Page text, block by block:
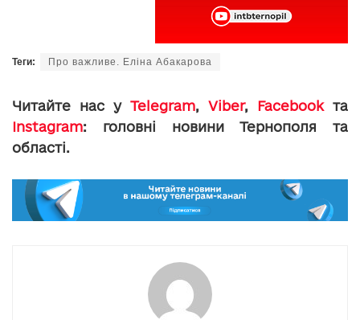
Теги: Про важливе. Еліна Абакарова
Читайте нас у Telegram, Viber, Facebookта
Instagram: головні новини Тернополя та
області.